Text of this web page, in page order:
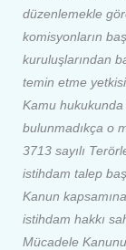
düzenlemekle
komisyonların
kuruluşlarından
temin etme
Kamu
bulunmadıkça o
3713 sayılı
istihdam talep
Kanun
istihdam hakkı
Mücadele